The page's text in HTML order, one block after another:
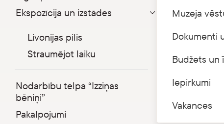
Muzeja
Dokumenti
Budžets un
Iepirkumi
Vakances
Ekspozīcija un izstādes
Parādīt apakšizvēlni
Livonijas pilis
Straumējot laiku
Nodarbību telpa “Izziņas
bēniņi”
Pakalpojumi
Latvijas
aizraujošs
saimei,
formas